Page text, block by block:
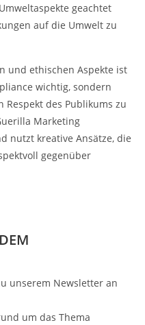
geachtet
auf die Umwelt zu
und ethischen Aspekte ist
wichtig, sondern
des Publikums zu
Marketing
nutzt kreative Ansätze, die
gegenüber
unserem Newsletter an
um das Thema